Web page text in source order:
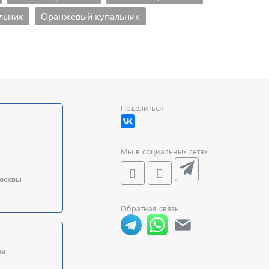
Оранжевый купальник
Поделиться
Мы в социальных сетях
Обратная связь